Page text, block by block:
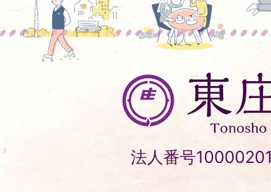
東
庄
町
Tonosho
Town
法人番号